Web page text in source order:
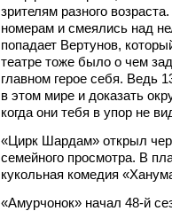
зрителям разного
номерам и смеялись над
попадает Вертунов,
театре тоже было о чем
главном герое себя. Ведь
в этом мире и доказать
когда они тебя в упор не
«Цирк Шардам» открыл
семейного просмотра. В
кукольная комедия
«Амурчонок» начал 48-й